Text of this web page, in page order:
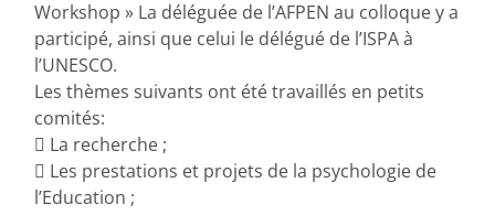
Workshop » La déléguée de l’AFPEN au colloque y a
participé, ainsi que celui le délégué de l’ISPA à
l’UNESCO.
Les thèmes suivants ont été travaillés en petits
comités:
 La recherche ;
 Les prestations et projets de la psychologie de
l’Education ;